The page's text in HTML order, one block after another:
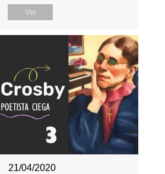
Ver
21/04/2020